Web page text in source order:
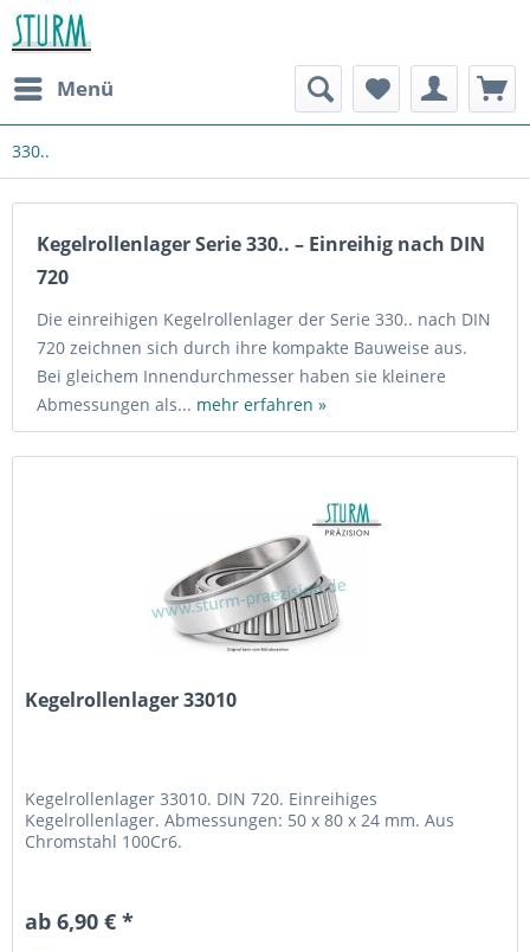
Menü
330..
Kegelrollenlager Serie 330.. – Einreihig nach DIN
720
Die einreihigen Kegelrollenlager der Serie 330.. nach DIN
720 zeichnen sich durch ihre kompakte Bauweise aus.
Bei gleichem Innendurchmesser haben sie kleinere
Abmessungen als... mehr erfahren »
Kegelrollenlager 33010
Kegelrollenlager 33010. DIN 720. Einreihiges
Kegelrollenlager. Abmessungen: 50 x 80 x 24 mm. Aus
Chromstahl 100Cr6.
ab 6,90 € *